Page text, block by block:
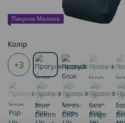
Пакунок Малюка
Колір
+3